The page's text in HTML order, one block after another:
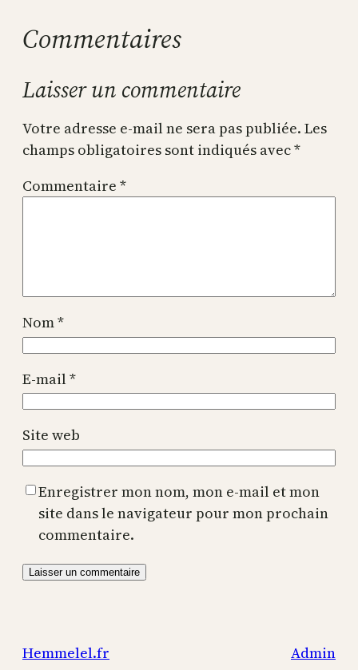
Commentaires
Laisser un commentaire
Votre adresse e-mail ne sera pas publiée. Les
champs obligatoires sont indiqués avec*
Commentaire *
Nom*
E-mail*
Site web
Enregistrer mon nom, mon e-mail et mon
site dans le navigateur pour mon prochain
commentaire.
Hemmelel.fr Admin